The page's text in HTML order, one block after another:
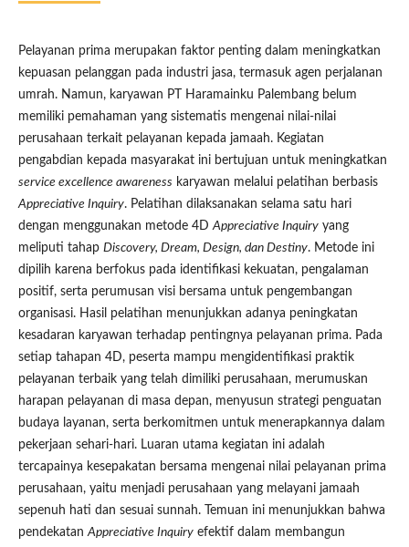
Pelayanan prima merupakan faktor penting dalam meningkatkan
kepuasan pelanggan pada industri jasa, termasuk agen perjalanan
umrah. Namun, karyawan PT Haramainku Palembang belum
memiliki pemahaman yang sistematis mengenai nilai-nilai
perusahaan terkait pelayanan kepada jamaah. Kegiatan
pengabdian kepada masyarakat ini bertujuan untuk meningkatkan
service excellence awareness karyawan melalui pelatihan berbasis
Appreciative Inquiry. Pelatihan dilaksanakan selama satu hari
dengan menggunakan metode 4DAppreciative Inquiryyang
meliputi tahap Discovery, Dream, Design, dan Destiny. Metode ini
dipilih karena berfokus pada identifikasi kekuatan, pengalaman
positif, serta perumusan visi bersama untuk pengembangan
organisasi. Hasil pelatihan menunjukkan adanya peningkatan
kesadaran karyawan terhadap pentingnya pelayanan prima. Pada
setiap tahapan 4D, peserta mampu mengidentifikasi praktik
pelayanan terbaik yang telah dimiliki perusahaan, merumuskan
harapan pelayanan di masa depan, menyusun strategi penguatan
budaya layanan, serta berkomitmen untuk menerapkannya dalam
pekerjaan sehari-hari. Luaran utama kegiatan ini adalah
tercapainya kesepakatan bersama mengenai nilai pelayanan prima
perusahaan, yaitu menjadi perusahaan yang melayani jamaah
sepenuh hati dan sesuai sunnah. Temuan ini menunjukkan bahwa
pendekatanAppreciative Inquiryefektif dalam membangun